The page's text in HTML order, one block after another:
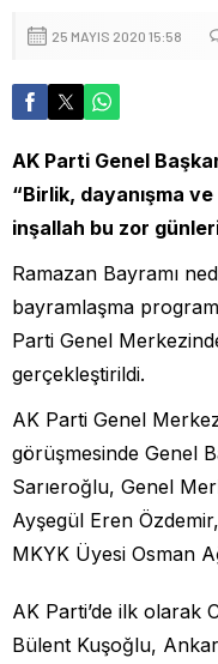
25 MAYIS 2020 15:58
AK Parti Genel
“Birlik, dayanışma
inşallah bu zor
Ramazan Bayramı
bayramlaşma
Parti Genel
gerçekleştirildi.
AK Parti Genel
görüşmesinde Genel
Sarıeroğlu, Genel
Ayşegül Eren
MKYK Üyesi Osman
AK Parti’de ilk olarak
Bülent Kuşoğlu,